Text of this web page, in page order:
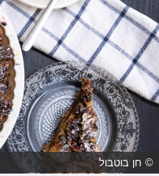
© חן בוטבול